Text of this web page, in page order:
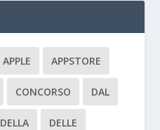
APPLE APPSTORE
CONCORSO DAL
DELLA DELLE